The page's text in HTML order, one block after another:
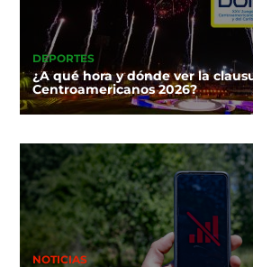
DEPORTES
¿A qué hora y dónde ver la
Centroamericanos 2026?
NOTICIAS